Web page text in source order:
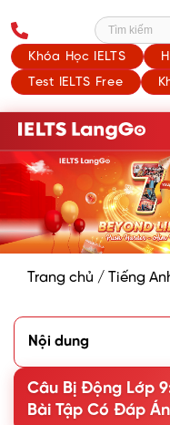
Khóa Học IELTS
Test IELTS Free
Tìm kiếm
Trang chủ / Tiếng
Nội dung
2. Công thức câu bị
3. Cách chuyển từ câu
4. Một số lưu ý khi dùng
Câu Bị Động Lớp
Bài Tập Có Đáp Án